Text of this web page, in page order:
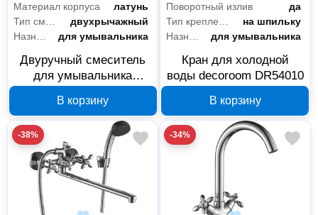
Материал корпуса
латунь
двухрычажный
для умывальника
Двуручный смеситель
для умывальника
монолитный
В корзину
Поворотный излив
да
на шпильку
для умывальника
Кран для холодной
воды decoroom DR54010
В корзину
-38% -34%